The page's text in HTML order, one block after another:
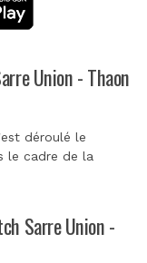
Union - Thaon
déroulé le
le cadre de la
Sarre Union -